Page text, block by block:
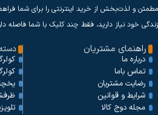
مطمئن و لذت‌بخش از خرید اینترنتی را برای شما
زندگی خود نیاز دارید، فقط چند کلیک با شما فاصله
راهنمای مشتریان
درباره ما
تماس باما
رضایت مشتریان
شرایط و قوانین
مجله دوج کالا